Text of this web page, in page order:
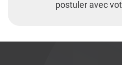
postuler avec